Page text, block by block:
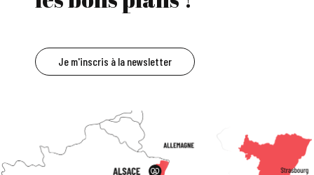
Je m'inscris à la newsletter